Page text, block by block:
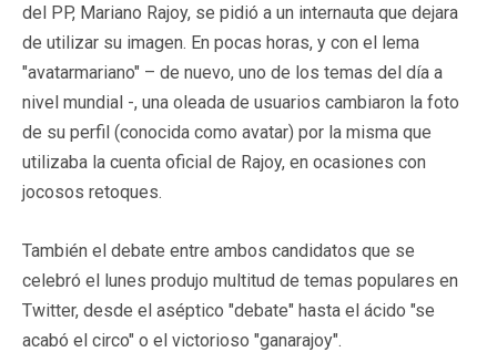
del PP, Mariano Rajoy, se pidió a un internauta que dejara
de utilizar su imagen. En pocas horas, y con el lema
"avatarmariano" – de nuevo, uno de los temas del día a
nivel mundial -, una oleada de usuarios cambiaron la foto
de su perfil (conocida como avatar) por la misma que
utilizaba la cuenta oficial de Rajoy, en ocasiones con
jocosos retoques.
También el debate entre ambos candidatos que se
celebró el lunes produjo multitud de temas populares en
Twitter, desde el aséptico "debate" hasta el ácido "se
acabó el circo" o el victorioso "ganarajoy".